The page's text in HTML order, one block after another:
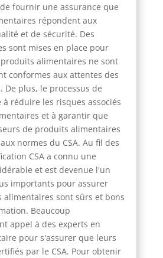
fournir une assurance que
répondent aux
et de sécurité. Des
sont mises en place pour
alimentaires ne sont
conformes aux attentes des
De plus, le processus de
réduire les risques associés
et à garantir que
de produits alimentaires
normes du CSA. Au fil des
CSA a connu une
et est devenue l'un
importants pour assurer
alimentaires sont sûrs et bons
Beaucoup
appel à des experts en
pour s'assurer que leurs
par le CSA. Pour obtenir